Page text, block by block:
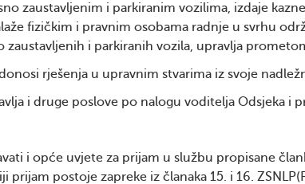
zaustavljenim i parkiranim vozilima, izdaje
fizičkim i pravnim osobama radnje u svrhu
i parkiranih vozila, upravlja
rješenja u upravnim stvarima iz svoje
i druge poslove po nalogu voditelja Odsjeka i
i opće uvjete za prijam u službu propisane
prijam postoje zapreke iz članaka 15. i 16.